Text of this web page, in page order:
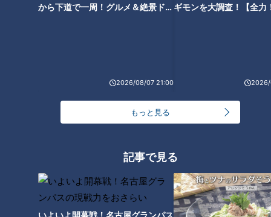
から下道で一周！グルメ＆絶景ドラ
2026/08/07 21:00
ギモンを大調査！【全力
2026/
もっと見る
記事で見る
いよいよ開幕戦！名古屋グランパス
「春キャベツとにらの担々(タン
タン)蒸し」の作り方【キユーピ
ー３分クッキング】
「焼き野菜のバーニャカウダ」
の作り方【キユーピー３分クッ
キング】